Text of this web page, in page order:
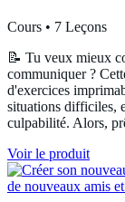
Cours • 7 Leçons
📝 Tu veux mieux
communiquer ?
d'exercices
situations difficiles,
culpabilité. Alors,
Voir le produit